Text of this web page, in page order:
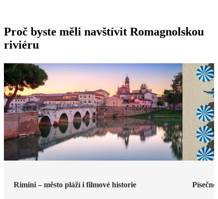
Proč byste měli navštívit Romagnolskou
riviéru
Rimini – město pláží i filmové historie